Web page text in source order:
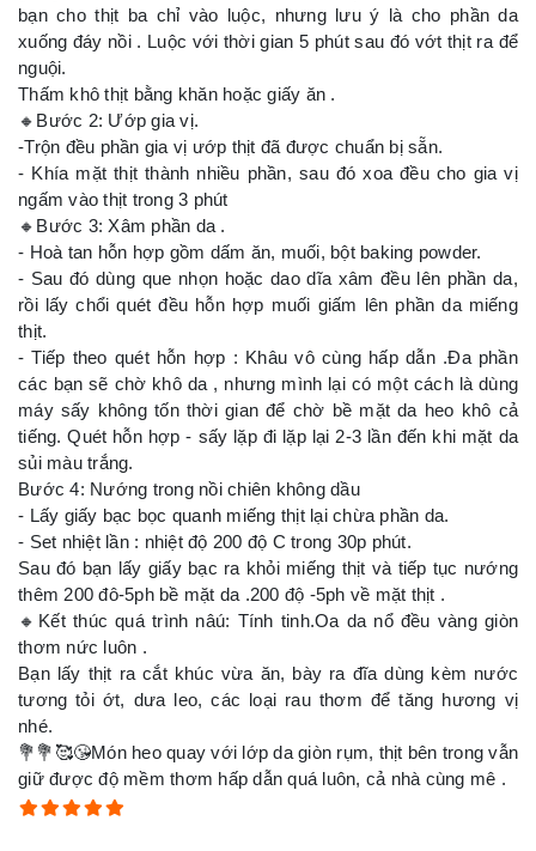
bạn cho thịt ba chỉ vào luộc, nhưng lưu ý là cho phần da
xuống đáy nồi . Luộc với thời gian 5 phút sau đó vớt thịt ra để
nguội.
Thấm khô thịt bằng khăn hoặc giấy ăn .
🔸Bước 2: Ướp gia vị.
-Trộn đều phần gia vị ướp thịt đã được chuẩn bị sẵn.
- Khía mặt thịt thành nhiều phần, sau đó xoa đều cho gia vị
ngấm vào thịt trong 3 phút
🔸Bước 3: Xâm phần da .
- Hoà tan hỗn hợp gồm dấm ăn, muối, bột baking powder.
- Sau đó dùng que nhọn hoặc dao dĩa xâm đều lên phần da,
rồi lấy chổi quét đều hỗn hợp muối giấm lên phần da miếng
thịt.
- Tiếp theo quét hỗn hợp : Khâu vô cùng hấp dẫn .Đa phần
các bạn sẽ chờ khô da , nhưng mình lại có một cách là dùng
máy sấy không tốn thời gian để chờ bề mặt da heo khô cả
tiếng. Quét hỗn hợp - sấy lặp đi lặp lại 2-3 lần đến khi mặt da
sủi màu trắng.
Bước 4: Nướng trong nồi chiên không dầu
- Lấy giấy bạc bọc quanh miếng thịt lại chừa phần da.
- Set nhiệt lần : nhiệt độ 200 độ C trong 30p phút.
Sau đó bạn lấy giấy bạc ra khỏi miếng thịt và tiếp tục nướng
thêm 200 đô-5ph bề mặt da .200 độ -5ph về mặt thịt .
🔸Kết thúc quá trình nâú: Tính tinh.Oa da nổ đều vàng giòn
thơm nức luôn .
Bạn lấy thịt ra cắt khúc vừa ăn, bày ra đĩa dùng kèm nước
tương tỏi ớt, dưa leo, các loại rau thơm để tăng hương vị
nhé.
💐💐🥰😘Món heo quay với lớp da giòn rụm, thịt bên trong vẫn
giữ được độ mềm thơm hấp dẫn quá luôn, cả nhà cùng mê .